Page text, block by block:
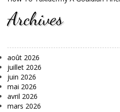
Archives
août 2026
juillet 2026
juin 2026
mai 2026
avril 2026
mars 2026